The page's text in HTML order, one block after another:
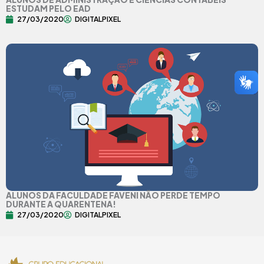
ESTUDAM PELO EAD
27/03/2020 DIGITALPIXEL
ALUNOS DA FACULDADE FAVENI NÃO PERDE TEMPO
DURANTE A QUARENTENA!
27/03/2020 DIGITALPIXEL